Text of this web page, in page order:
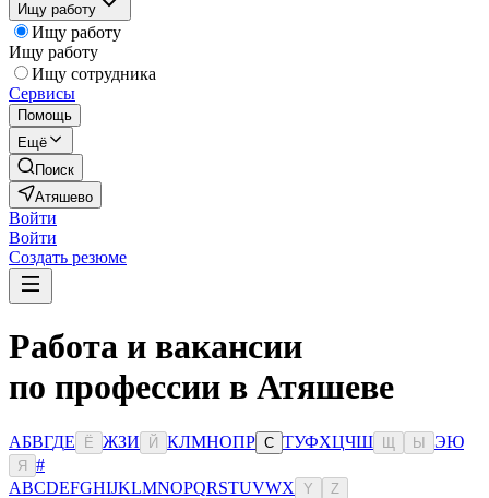
Ищу работу
Ищу работу
Ищу работу
Ищу сотрудника
Сервисы
Помощь
Ещё
Поиск
Атяшево
Войти
Войти
Создать резюме
Работа и вакансии
по профессии в Атяшеве
АБВГДЕ Ё ЖЗИ Й КЛМНОПР С ТУФХЦЧШ Ы ЭЮ
Я
#
ABCDEFGHIJKLMNOPQRSTUVWX Y Z